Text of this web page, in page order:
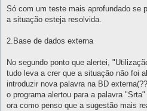
Só com um teste mais aprofundado se
a situação esteja resolvida.
2.Base de dados externa
No segundo ponto que alertei,
tudo leva a crer que a situação não foi
introduzir nova palavra na BD
o programa alertou para a palavra
ora como penso que a sugestão mais